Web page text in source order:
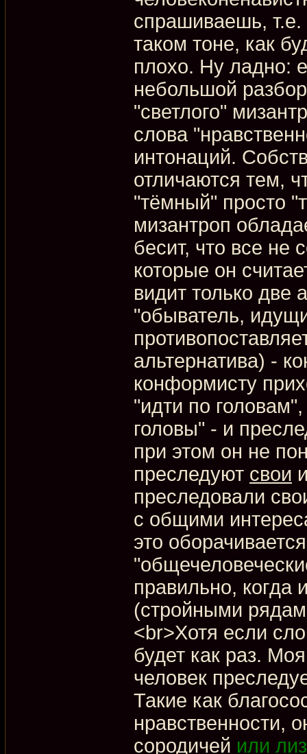
спрашиваешь,
таком тоне, как
плохо. Ну ладно:
небольшой
"светлого"
слова
интонаций.
отличаются тем,
"тёмный" просто
мизантроп
бесит, что все не
которые он
видит только две
"обыватель,
альтернатива) -
конформисту
"идти по
головы" - и
при этом он не
преследуют свои
преследовали
с общими
это
правильно, когда
(стройными
<br>Хотя если
будет как раз.
человек
Такие как
нравственности,
сородичей или